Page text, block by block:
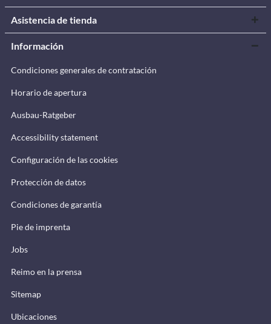
Asistencia de tienda
Información
Condiciones generales de contratación
Horario de apertura
Ausbau-Ratgeber
Accessibility statement
Configuración de las cookies
Protección de datos
Condiciones de garantía
Pie de imprenta
Jobs
Reimo en la prensa
Sitemap
Ubicaciones